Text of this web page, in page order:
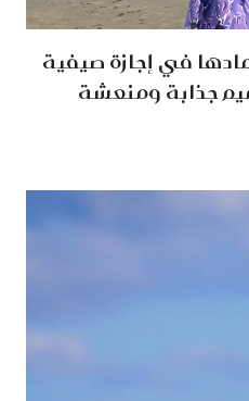
في إجازة صيفية
جذابة ومنعشة